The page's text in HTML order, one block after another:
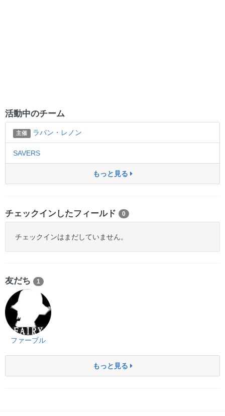
活動中のチーム
主催 ラバン・レノン
SAVERS
もっと見る
チェックインしたフィールド 0
チェックインはまだしていません。
友だち 1
ファーブル
もっと見る